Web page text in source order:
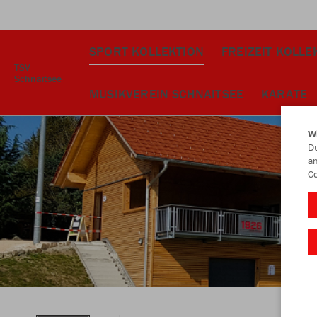
TSV
Schnaitsee
SPORT KOLLEKTION FREIZEIT
MUSIKVEREIN SCHNAITSEE KARATE